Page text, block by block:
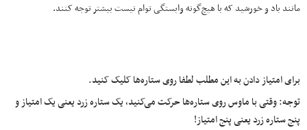
مانند باد و خورشید که با هیچ‌گونه وابستگی توام نیست بیشتر توجه کنند.
برای امتیاز دادن به این مطلب لطفا روی ستاره‌ها کلیک کنید.
توجه: وقتی با ماوس روی ستاره‌ها حرکت می‌کنید، یک ستاره زرد یعنی یک امتیاز و
پنج ستاره زرد یعنی پنج امتیاز!